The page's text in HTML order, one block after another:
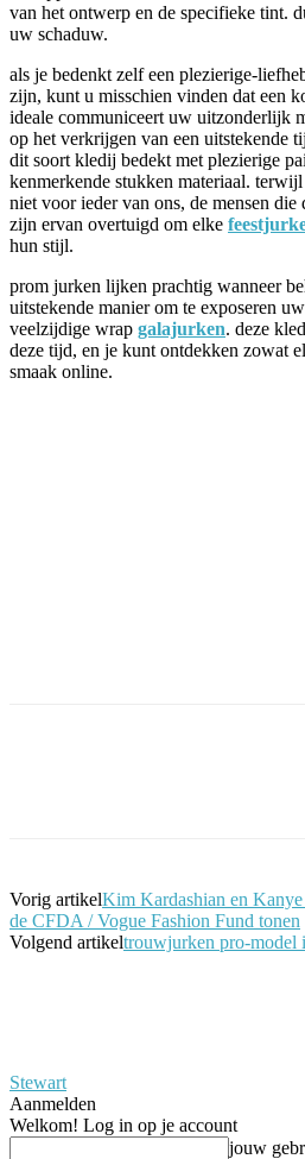
van het ontwerp en de specifieke tint.
uw schaduw.
als je bedenkt zelf een plezierige-
zijn, kunt u misschien vinden dat een
ideale communiceert uw uitzonderlijk
op het verkrijgen van een uitstekende
dit soort kledij bedekt met plezierige
kenmerkende stukken materiaal.
niet voor ieder van ons, de mensen
zijn ervan overtuigd om elke
hun stijl.
prom jurken lijken prachtig wanneer
uitstekende manier om te exposeren
veelzijdige wrap galajurken. deze
deze tijd, en je kunt ontdekken zowat
smaak online.
Vorig artikelKim Kardashian en Kanye
de CFDA / Vogue Fashion Fund tonen
Volgend artikeltrouwjurken pro-model
Stewart
Aanmelden
Welkom! Log in op je account
jouw